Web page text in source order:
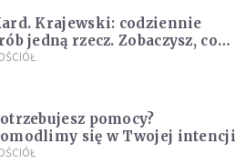
Krajewski: codziennie
jedną rzecz. Zobaczysz, co
się z twoim życiem
pomocy?
się w Twojej intencji